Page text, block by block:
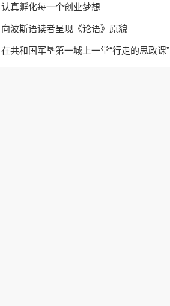
认真孵化每一个创业梦想
向波斯语读者呈现《论语》原貌
在共和国军垦第一城上一堂“行走的思政课”